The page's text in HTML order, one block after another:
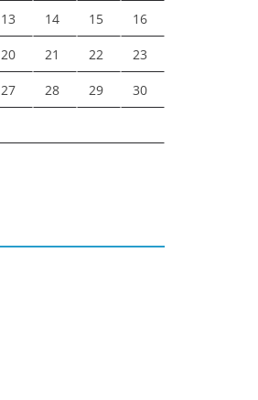
13 14 15 16
20 21 22 23
27 28 29 30